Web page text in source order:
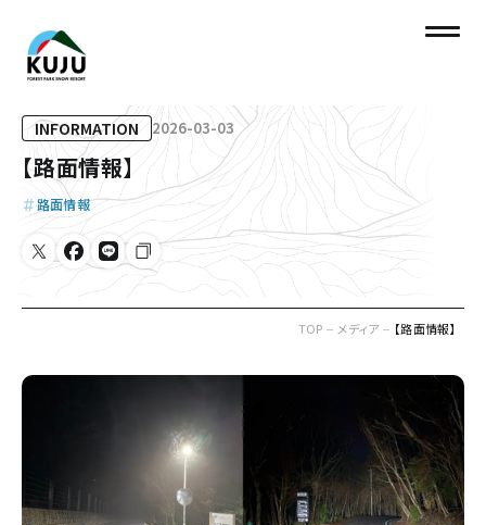
INFORMATION 2026-03-03
【路面情報】
路面情報
TOP メディア 【路面情報】